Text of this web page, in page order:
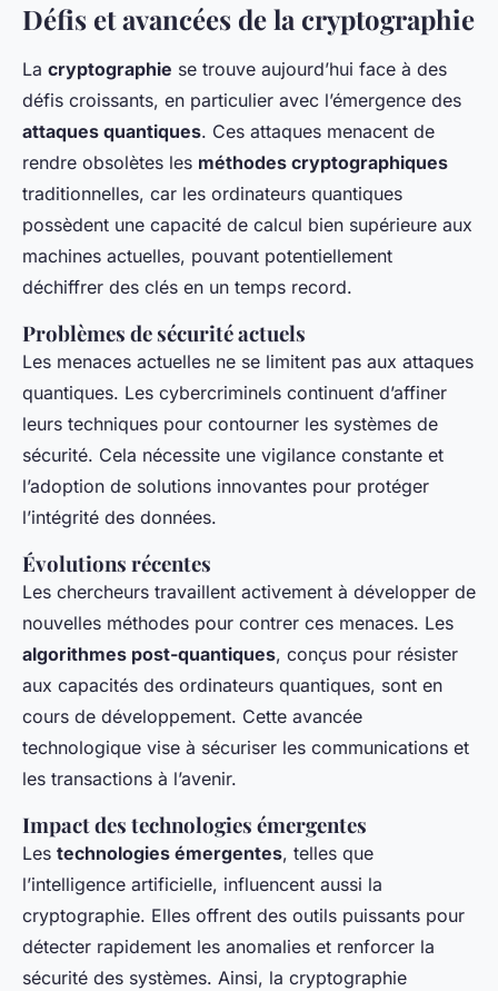
Défis et avancées de la cryptographie
La cryptographie se trouve aujourd’hui face à des
défis croissants, en particulier avec l’émergence des
attaques quantiques. Ces attaques menacent de
rendre obsolètes les méthodes cryptographiques
traditionnelles, car les ordinateurs quantiques
possèdent une capacité de calcul bien supérieure aux
machines actuelles, pouvant potentiellement
déchiffrer des clés en un temps record.
Problèmes de sécurité actuels
Les menaces actuelles ne se limitent pas aux attaques
quantiques. Les cybercriminels continuent d’affiner
leurs techniques pour contourner les systèmes de
sécurité. Cela nécessite une vigilance constante et
l’adoption de solutions innovantes pour protéger
l’intégrité des données.
Évolutions récentes
Les chercheurs travaillent activement à développer de
nouvelles méthodes pour contrer ces menaces. Les
algorithmes post-quantiques, conçus pour résister
aux capacités des ordinateurs quantiques, sont en
cours de développement. Cette avancée
technologique vise à sécuriser les communications et
les transactions à l’avenir.
Impact des technologies émergentes
Les technologies émergentes, telles que
l’intelligence artificielle, influencent aussi la
cryptographie. Elles offrent des outils puissants pour
détecter rapidement les anomalies et renforcer la
sécurité des systèmes. Ainsi, la cryptographie